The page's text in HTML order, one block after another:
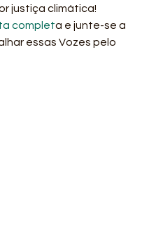
justiça climática!
completa e junte-se a
essas Vozes pelo